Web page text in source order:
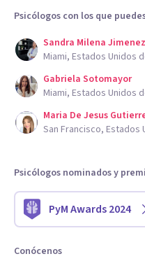
Psicólogos con los que
Sandra Milena
Miami, Estados Unidos
Gabriela Sotomayor
Miami, Estados Unidos
Maria De Jesus
San Francisco, Estados
Psicólogos nominados y
PyM Awards 2024
Conócenos